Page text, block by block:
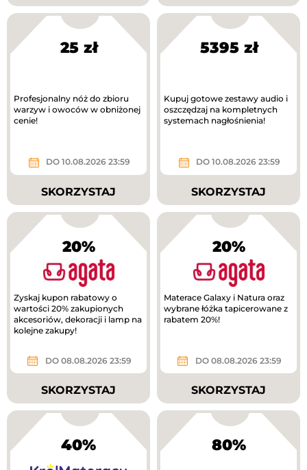
25 zł
Profesjonalny nóż do zbioru
warzyw i owoców w obniżonej
cenie!
DO 10.08.2026 23:59
SKORZYSTAJ
5395 zł
Kupuj gotowe zestawy audio i
oszczędzaj na kompletnych
systemach nagłośnienia!
DO 10.08.2026 23:59
SKORZYSTAJ
20%
Zyskaj kupon rabatowy o
wartości 20% zakupionych
akcesoriów, dekoracji i lamp na
kolejne zakupy!
DO 08.08.2026 23:59
SKORZYSTAJ
20%
Materace Galaxy i Natura oraz
wybrane łóżka tapicerowane z
rabatem 20%!
DO 08.08.2026 23:59
SKORZYSTAJ
40% 80%